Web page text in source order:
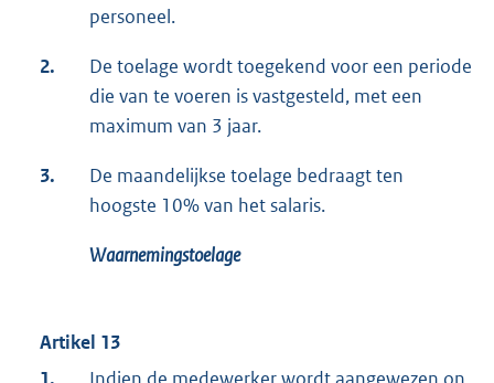
personeel.
2.
De toelage wordt toegekend voor een periode
die van te voeren is vastgesteld, met een
maximum van 3 jaar.
3.
De maandelijkse toelage bedraagt ten
hoogste 10% van het salaris.
Waarnemingstoelage
Artikel 13